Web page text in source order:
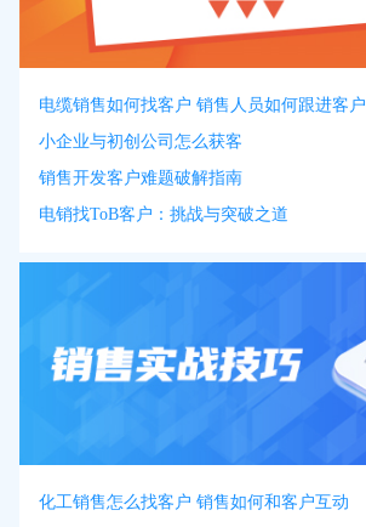
电缆销售如何找客户 销售人员如何跟进客户
小企业与初创公司怎么获客
销售开发客户难题破解指南
电销找ToB客户：挑战与突破之道
化工销售怎么找客户 销售如何和客户互动